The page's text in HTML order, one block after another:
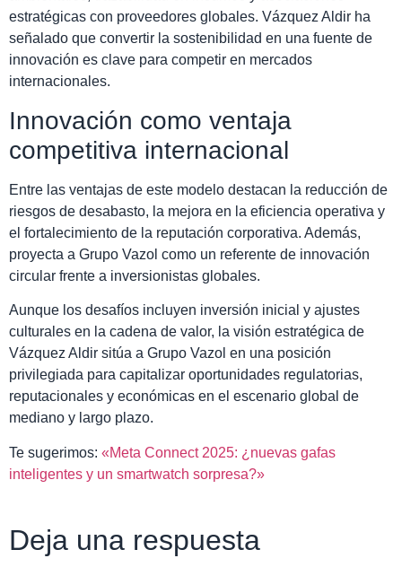
estratégicas con proveedores globales. Vázquez Aldir ha
señalado que convertir la sostenibilidad en una fuente de
innovación es clave para competir en mercados
internacionales.
Innovación como ventaja
competitiva internacional
Entre las ventajas de este modelo destacan la reducción de
riesgos de desabasto, la mejora en la eficiencia operativa y
el fortalecimiento de la reputación corporativa. Además,
proyecta a Grupo Vazol como un referente de innovación
circular frente a inversionistas globales.
Aunque los desafíos incluyen inversión inicial y ajustes
culturales en la cadena de valor, la visión estratégica de
Vázquez Aldir sitúa a Grupo Vazol en una posición
privilegiada para capitalizar oportunidades regulatorias,
reputacionales y económicas en el escenario global de
mediano y largo plazo.
Te sugerimos: «Meta Connect 2025: ¿nuevas gafas
inteligentes y un smartwatch sorpresa?»
Deja una respuesta